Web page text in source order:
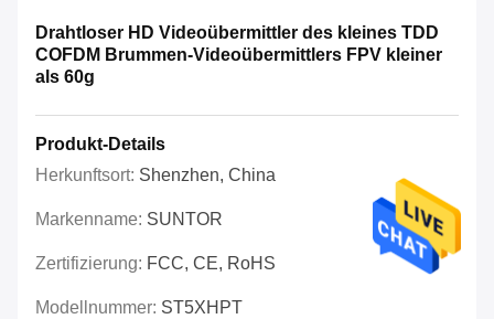
Drahtloser HD Videoübermittler des kleines TDD
COFDM Brummen-Videoübermittlers FPV kleiner
als 60g
Produkt-Details
Herkunftsort: Shenzhen, China
Markenname: SUNTOR
Zertifizierung: FCC, CE, RoHS
Modellnummer: ST5XHPT